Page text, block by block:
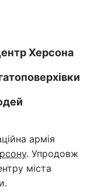
Херсона
армія
. Упродовж
міста